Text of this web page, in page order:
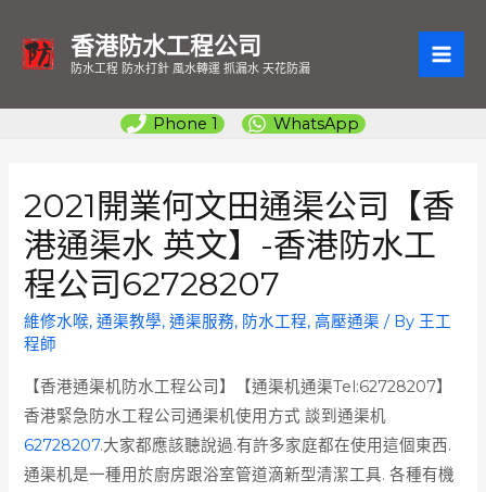
香港防水工程公司
防水工程 防水打針 風水轉運 抓漏水 天花防漏
Phone 1 WhatsApp
2021開業何文田通渠公司【香
港通渠水 英文】-香港防水工
程公司62728207
維修水喉,通渠教學,通渠服務, 防水工程,高壓通渠 / By 王工
程師
【香港通渠机防水工程公司】【通渠机通渠Tel:62728207】
香港緊急防水工程公司通渠机使用方式 談到通渠机
62728207.大家都應該聽說過.有許多家庭都在使用這個東西.
通渠机是一種用於廚房跟浴室管道滴新型清潔工具. 各種有機